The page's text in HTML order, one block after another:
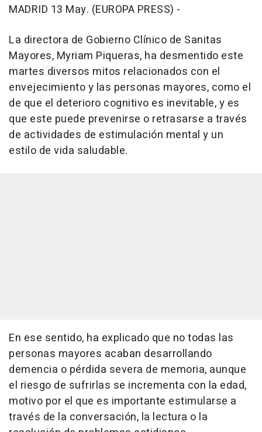
MADRID 13 May. (EUROPA PRESS) -
La directora de Gobierno Clínico de Sanitas
Mayores, Myriam Piqueras, ha desmentido este
martes diversos mitos relacionados con el
envejecimiento y las personas mayores, como el
de que el deterioro cognitivo es inevitable, y es
que este puede prevenirse o retrasarse a través
de actividades de estimulación mental y un
estilo de vida saludable.
En ese sentido, ha explicado que no todas las
personas mayores acaban desarrollando
demencia o pérdida severa de memoria, aunque
el riesgo de sufrirlas se incrementa con la edad,
motivo por el que es importante estimularse a
través de la conversación, la lectura o la